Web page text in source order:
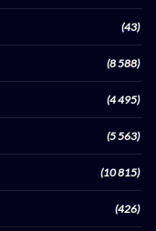
(43)
(8 588)
(4 495)
(5 563)
(10 815)
(426)